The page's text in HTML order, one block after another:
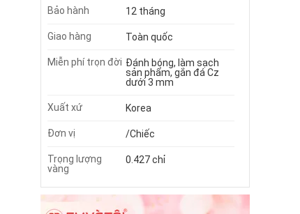
Bảo hành 12 tháng
Giao hàng Toàn quốc
Miễn phí trọn đời Đánh bóng, làm sạch
sản phẩm, gắn đá Cz
dưới 3 mm
Xuất xứ Korea
Đơn vị /Chiếc
Trọng lượng
vàng
0.427 chỉ